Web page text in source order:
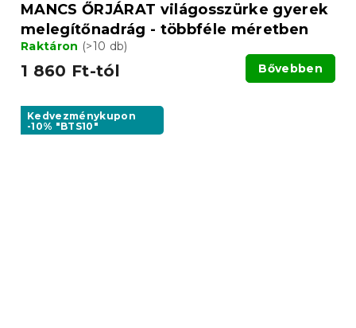
MANCS ŐRJÁRAT világosszürke gyerek
melegítőnadrág - többféle méretben
Raktáron (>10 db)
1 860 Ft-tól Bővebben
Kedvezménykupon
-10% "BTS10"